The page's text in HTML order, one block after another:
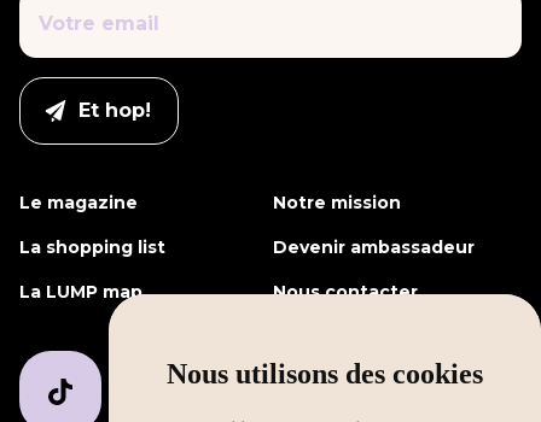
Nous utilisons des cookies
Le magazine Notre mission
La shopping list Devenir ambassadeur
La LUMP map Nous contacter